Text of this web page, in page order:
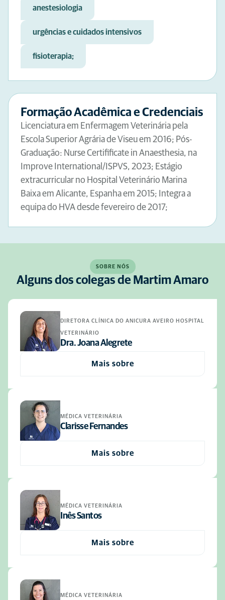
anestesiologia
urgências e cuidados intensivos
fisioterapia;
Formação Acadêmica e Credenciais
Licenciatura em Enfermagem Veterinária pela
Escola Superior Agrária de Viseu em 2016; Pós-
Graduação: Nurse Certifificate in Anaesthesia, na
Improve International/ISPVS, 2023; Estágio
extracurricular no Hospital Veterinário Marina
Baixa em Alicante, Espanha em 2015; Integra a
equipa do HVA desde fevereiro de 2017;
SOBRE NÓS
Alguns dos colegas de Martim Amaro
DIRETORA CLÍNICA DO ANICURA AVEIRO HOSPITAL
VETERINÁRIO
Dra. Joana Alegrete
Mais sobre
MÉDICA VETERINÁRIA
Clarisse Fernandes
Mais sobre
MÉDICA VETERINÁRIA
Inês Santos
Mais sobre
MÉDICA VETERINÁRIA